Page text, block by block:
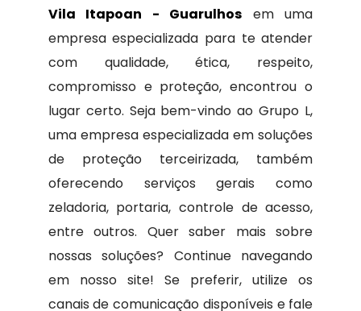
Vila Itapoan - Guarulhos em uma
empresa especializada para te atender
com qualidade, ética, respeito,
compromisso e proteção, encontrou o
lugar certo. Seja bem-vindo ao Grupo L,
uma empresa especializada em soluções
de proteção terceirizada, também
oferecendo serviços gerais como
zeladoria, portaria, controle de acesso,
entre outros. Quer saber mais sobre
nossas soluções? Continue navegando
em nosso site! Se preferir, utilize os
canais de comunicação disponíveis e fale